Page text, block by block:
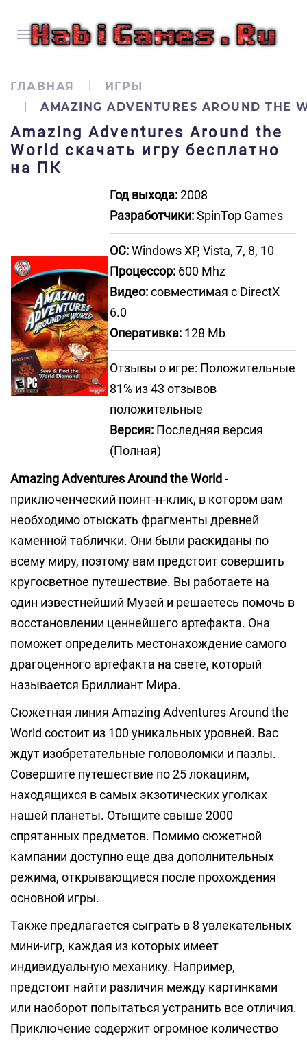
ГЛАВНАЯ
ИГРЫ
AMAZING ADVENTURES AROUND THE
Amazing Adventures Around the
World скачать игру бесплатно
на ПК
Год выхода:2008
Разработчики:SpinTop Games
ОС:Windows XP, Vista, 7, 8, 10
Процессор: 600 Mhz
Видео:совместимая с DirectX
6.0
Оперативка: 128 Mb
Отзывы о игре: Положительные
81% из 43 отзывов
положительные
Версия: Последняя версия
(Полная)
Amazing Adventures Around the World -
приключенческий поинт-н-клик, в котором вам
необходимо отыскать фрагменты древней
каменной таблички. Они были раскиданы по
всему миру, поэтому вам предстоит совершить
кругосветное путешествие. Вы работаете на
один известнейший Музей и решаетесь помочь в
восстановлении ценнейшего артефакта. Она
поможет определить местонахождение самого
драгоценного артефакта на свете, который
называется Бриллиант Мира.
Сюжетная линия Amazing Adventures Around the
World состоит из 100 уникальных уровней. Вас
ждут изобретательные головоломки и пазлы.
Совершите путешествие по 25 локациям,
находящихся в самых экзотических уголках
нашей планеты. Отыщите свыше 2000
спрятанных предметов. Помимо сюжетной
кампании доступно еще два дополнительных
режима, открывающиеся после прохождения
основной игры.
Также предлагается сыграть в 8 увлекательных
мини-игр, каждая из которых имеет
индивидуальную механику. Например,
предстоит найти различия между картинками
или наоборот попытаться устранить все отличия.
Приключение содержит огромное количество